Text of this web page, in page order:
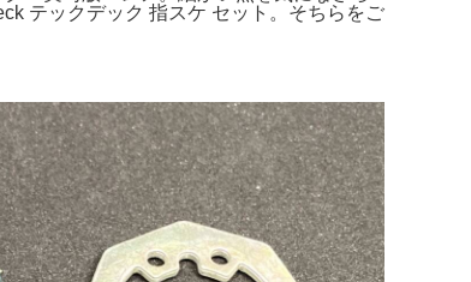
テックデック 指スケ セット。そちらをご